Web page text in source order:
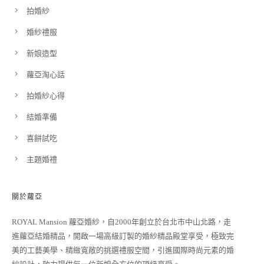
拍婚紗
婚紗禮服
新娘造型
蘿亞淘心話
拍婚紗心得
結婚準備
喜餅試吃
主題婚禮
關於蘿亞
ROYAL Mansion 蘿亞婚紗，自2000年創立於台北市中山北路，走
進蘿亞結婚精品，開啟一場高級訂製的婚紗精品殿堂享受，極致完
美的工藝美學、精緻寬敞的挑選禮服空間，引進國際時尚元素的婚